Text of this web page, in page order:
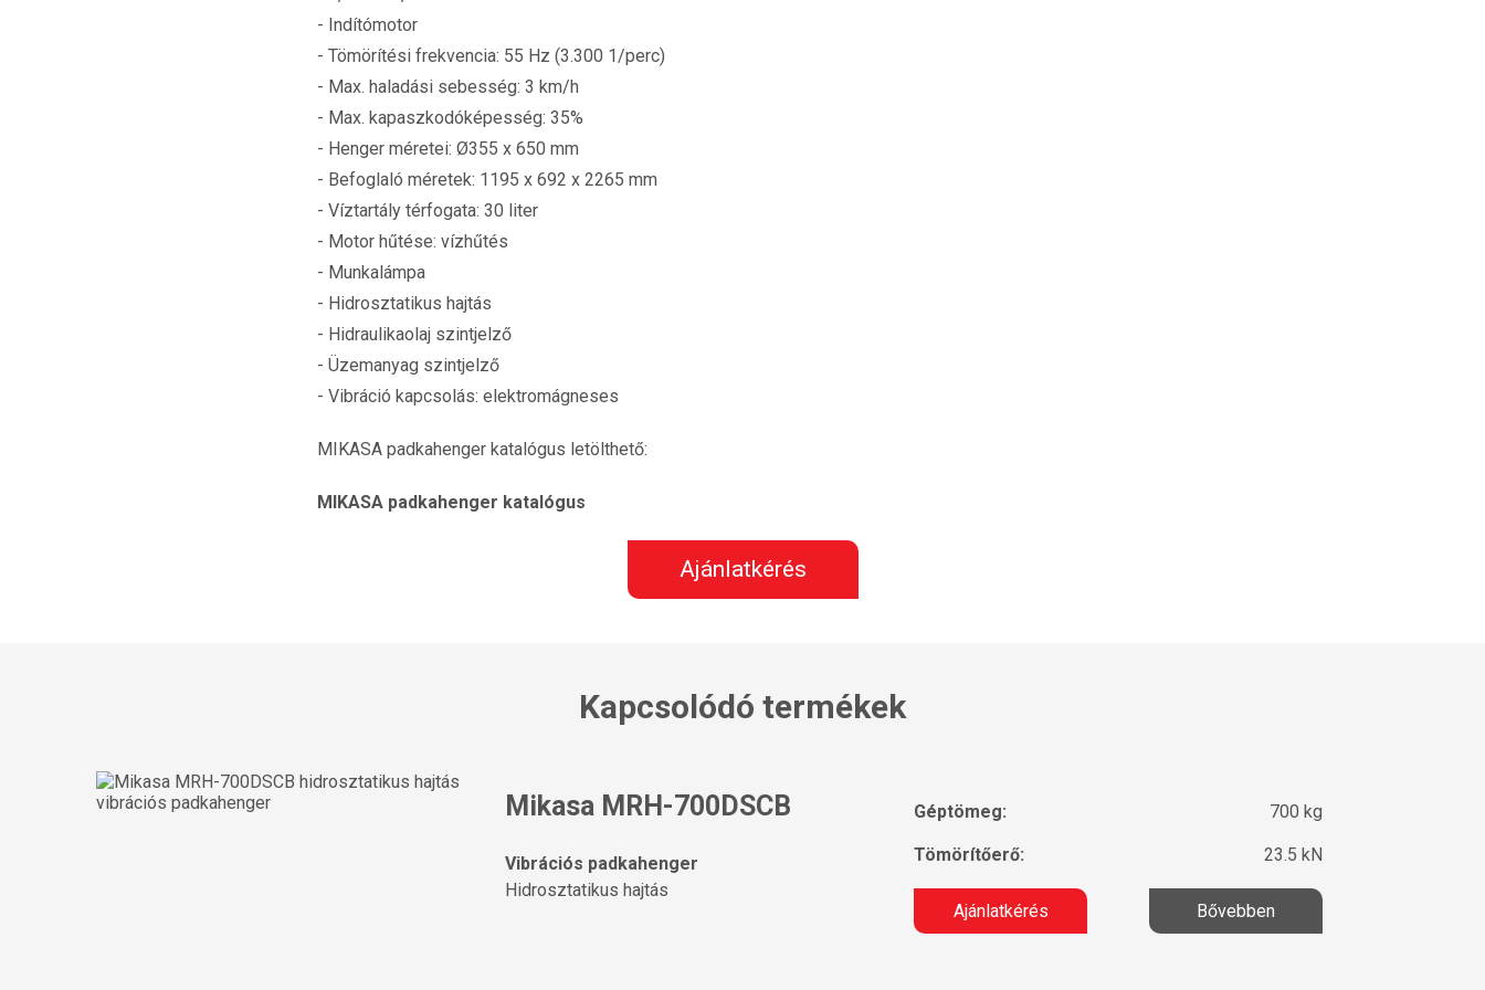
- Indítómotor
- Tömörítési frekvencia: 55 Hz (3.300 1/perc)
- Max. haladási sebesség: 3 km/h
- Max. kapaszkodóképesség: 35%
- Henger méretei: Ø355 x 650 mm
- Befoglaló méretek: 1195 x 692 x 2265 mm
- Víztartály térfogata: 30 liter
- Motor hűtése: vízhűtés
- Munkalámpa
- Hidrosztatikus hajtás
- Hidraulikaolaj szintjelző
- Üzemanyag szintjelző
- Vibráció kapcsolás: elektromágneses
MIKASA padkahenger katalógus letölthető:
MIKASA padkahenger katalógus
Ajánlatkérés
Kapcsolódó termékek
Mikasa MRH-700DSCB
Vibrációs padkahenger
Hidrosztatikus hajtás
Géptömeg: 700 kg
Tömörítőerő: 23.5 kN
Ajánlatkérés Bővebben